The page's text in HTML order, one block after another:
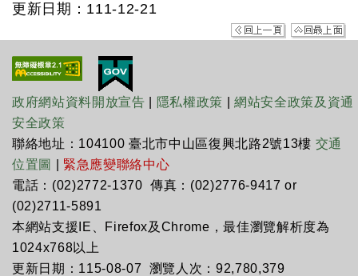
更新日期：111-12-21
政府網站資料開放宣告 隱私權政策 |網站安全政策及資通
安全政策
聯絡地址：104100 臺北市中山區復興北路2號13樓 交通
位置圖
緊急應變聯絡中心
電話：(02)2772-1370 傳真：(02)2776-9417 or
(02)2711-5891
本網站支援IE、Firefox及Chrome，最佳瀏覽解析度為
1024x768以上
更新日期：115-08-07 瀏覽人次：92,780,379